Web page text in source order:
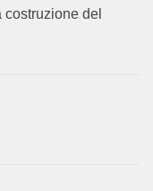
costruzione del